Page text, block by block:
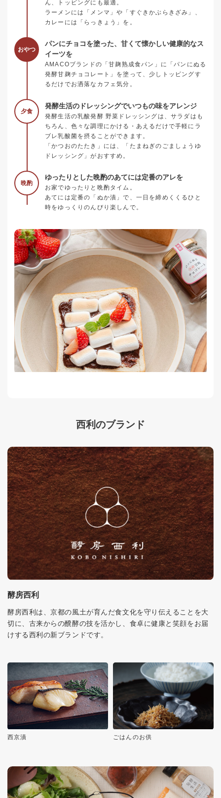
ん、トッピングにも最適。
ラーメンには「メンマ」や「すぐきかぶらきざみ」、
カレーには「らっきょう」を。
おやつ
パンにチョコを塗った、甘くて懐かしい健康的なス
イーツを
AMACOブランドの「甘麹熟成食パン」に「パンにぬる
発酵甘麹チョコレート」を塗って、少しトッピングす
るだけでお洒落なカフェ気分。
夕食
発酵生活のドレッシングでいつもの味をアレンジ
発酵生活の乳酸発酵 野菜ドレッシングは、サラダはも
ちろん、色々な調理にかける・あえるだけで手軽にラ
ブレ乳酸菌を摂ることができます。
「かつおのたたき」には、「たまねぎのごましょうゆ
ドレッシング」がおすすめ。
晩酌
ゆったりとした晩酌のあてには定番のアレを
お家でゆったりと晩酌タイム。
あてには定番の「ぬか漬」で、一日を締めくくるひと
時をゆっくりのんびり楽しんで。
西利のブランド
酵房西利
酵房西利は、京都の風土が育んだ食文化を守り伝えることを大
切に、古来からの醗酵の技を活かし、食卓に健康と笑顔をお届
けする西利の新ブランドです。
西京漬 ごはんのお供